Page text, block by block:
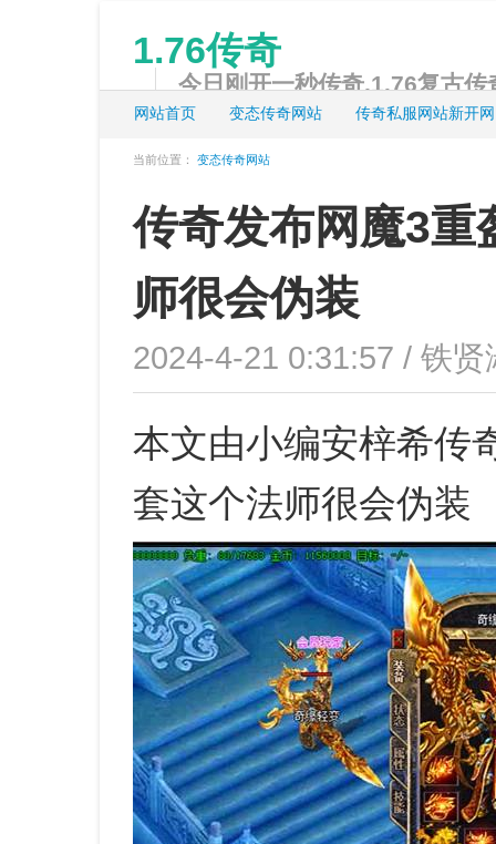
1.76传奇
今日刚开一秒传奇,1.76复古
网站首页 变态传奇网站 传奇私服网站新开网
当前位置： 变态传奇网站
传奇发布网魔3重
师很会伪装
2024-4-21 0:31:57 / 铁
本文由小编安梓希传
套这个法师很会伪装